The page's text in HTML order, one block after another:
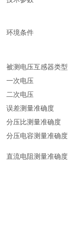
环境条件
被测电压互感器类型
一次电压
二次电压
误差测量准确度
分压比测量准确度
分压电容测量准确度
直流电阻测量准确度